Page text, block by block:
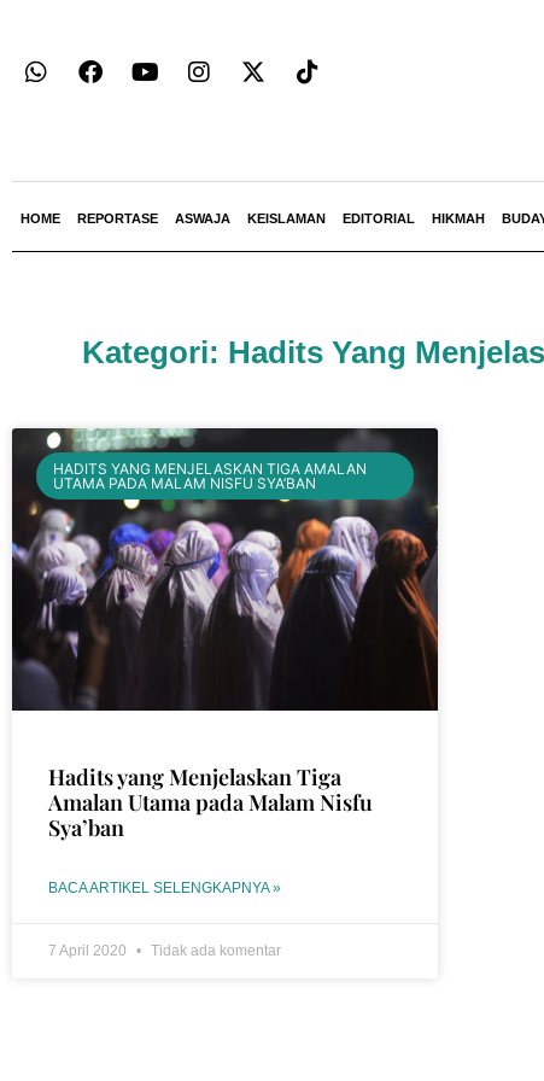
HOME REPORTASE ASWAJA KEISLAMAN EDITORIAL HIKMAH
Kategori: Hadits Yang
HADITS YANG MENJELASKAN TIGA AMALAN
UTAMA PADA MALAM NISFU SYA’BAN
Hadits yang Menjelaskan Tiga
Amalan Utama pada Malam Nisfu
Sya’ban
BACA ARTIKEL SELENGKAPNYA »
7 April 2020 Tidak ada komentar